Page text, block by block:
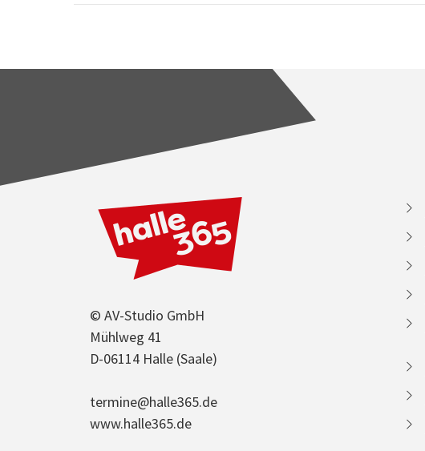
© AV-Studio GmbH
Mühlweg 41
D-06114 Halle (Saale)
termine@halle365.de
www.halle365.de